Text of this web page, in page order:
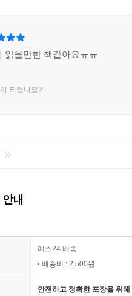
읽을만한 책같아요ㅠㅠ
되었나요?
내
예스24 배송
배송비 : 2,500원
안전하고 정확한 포장을 위